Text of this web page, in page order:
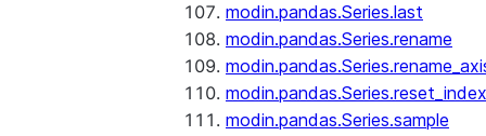
modin.pandas.Series.last
modin.pandas.Series.rename
modin.pandas.Series.reset_index
modin.pandas.Series.sample